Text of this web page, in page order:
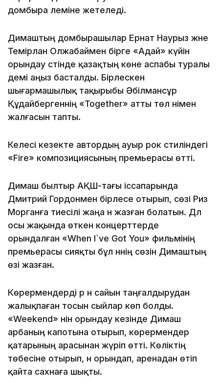
домбыра әлеміне жетеледі.
Димаштың домбырашылар Ернат Наурыз және
Темірлан Олжабаймен бірге «Адай» күйін
орындау сәтінде қазақтың көне аспабы туралы
әдемі аңыз басталды. Бірлескен
шығармашылық тақырыбы Әбілмансұр
Құдайбергеннің «Together» атты төл әнімен
жалғасын тапты.
Келесі кезекте автордың ауыр рок стиліндегі
«Fire» композициясының премьерасы өтті.
Димаш былтыр АҚШ-тағы іссапарында
Дмитрий Гордонмен бірлесе отырып, сөзі Риз
Морганға тиесілі жаңа ән жазған болатын. Дәл
осы жақында өткен концерттерде
орындалған «When I`ve Got You» фильмінің
премьерасы сияқты бұл әннің сөзін Димаштың
өзі жазған.
Көрермендерді әр ән сайын таңғалдырудан
жалықпаған тосын сыйлар көп болды.
«Weekend» әнін орындау кезінде Димаш
арбаның капотына отырып, көрермендер
қатарының арасынан жүріп өтті. Көліктің
төбесіне отырып, ән орындап, аренадан өтіп
қайта сахнаға шықты.